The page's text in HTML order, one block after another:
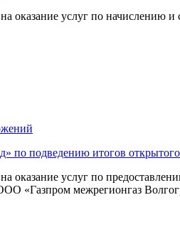
услуг по начислению
по подведению итогов
услуг по
«Газпром межрегионгаз